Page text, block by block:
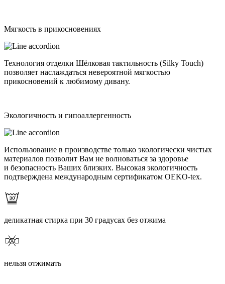
Мягкость в прикосновениях
Технология отделки Шёлковая тактильность (Silky Touch)
позволяет наслаждаться невероятной мягкостью
прикосновений к любимому дивану.
Экологичность и гипоаллергенность
Использование в производстве только экологически чистых
материалов позволит Вам не волноваться за здоровье
и безопасность Ваших близких. Высокая экологичность
подтверждена международным сертификатом OEKO-tex.
деликатная стирка при 30 градусах без отжима
нельзя отжимать